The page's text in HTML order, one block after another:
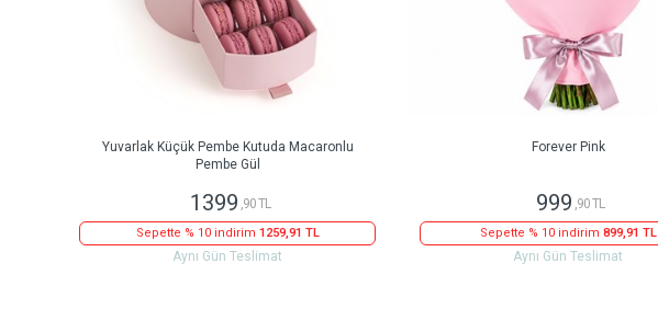
Yuvarlak Küçük Pembe Kutuda Macaronlu
Pembe Gül
1399 ,90 TL
Sepette % 10 indirim 1259,91 TL
Aynı Gün Teslimat
Forever Pink
999 ,90 TL
Sepette % 10 indirim 899,91 TL
Aynı Gün Teslimat